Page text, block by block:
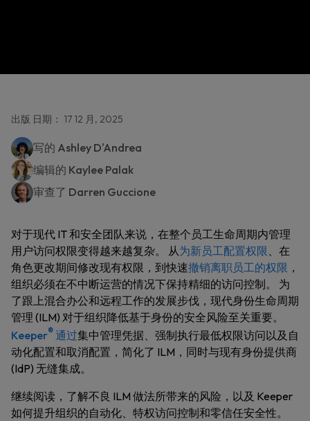
出版 日期： 17 12 月, 2025
写的 Ashley D'Andrea
编辑的 Kaylee Palak
审查了 Darren Guccione
对于现代 IT 和安全团队来说，在整个员工生命周期内管理
用户访问权限变得越来越复杂。 从为新员工配置权限 、在
角色更改期间修改现有权限，到快速撤销离职员工的权限 ，
组织必须在不中断运营的情况下保持精细的访问控制。 为
了跟上混合办公和远程工作的发展步伐，现代身份生命周期
管理 (ILM) 对于组织降低基于身份的安全风险至关重要。
Keeper®通过集中管理凭据、强制执行最低权限访问以及自
动化配置和取消配置，简化了 ILM，同时与现有身份提供商
(IdP) 无缝集成。
继续阅读，了解不良 ILM 做法所带来的风险，以及 Keeper
如何提升组织的自动化、特权访问控制和零信任安全性。